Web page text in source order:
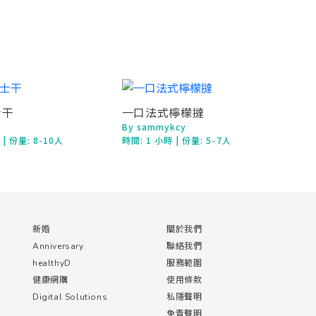
| 份量: 8-10人
一口法式檸檬撻
By sammykcy
時間: 1 小時 | 份量: 5-7人
新婚
Anniversary
healthyD
健康網購
Digital Solutions
關於我們
聯絡我們
服務範圍
使用條款
私隱聲明